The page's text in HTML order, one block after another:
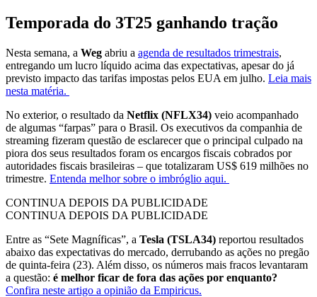
Temporada do 3T25 ganhando tração
Nesta semana, a Weg abriu a agenda de resultados trimestrais,
entregando um lucro líquido acima das expectativas, apesar do já
previsto impacto das tarifas impostas pelos EUA em julho. Leia mais
nesta matéria.
No exterior, o resultado da Netflix (NFLX34) veio acompanhado
de algumas “farpas” para o Brasil. Os executivos da companhia de
streaming fizeram questão de esclarecer que o principal culpado na
piora dos seus resultados foram os encargos fiscais cobrados por
autoridades fiscais brasileiras – que totalizaram US$ 619 milhões no
trimestre. Entenda melhor sobre o imbróglio aqui.
CONTINUA DEPOIS DA PUBLICIDADE
CONTINUA DEPOIS DA PUBLICIDADE
Entre as “Sete Magníficas”, a Tesla (TSLA34) reportou resultados
abaixo das expectativas do mercado, derrubando as ações no pregão
de quinta-feira (23). Além disso, os números mais fracos levantaram
a questão: é melhor ficar de fora das ações por enquanto?
Confira neste artigo a opinião da Empiricus.